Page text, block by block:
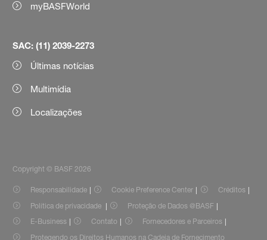
myBASFWorld
SAC: (11) 2039-2273
Últimas notícias
Multimídia
Localizações
Copyright © BASF 2026
Responsabilidade Cookie Preference Center
Créditos
Política de privacidade
Proteção de Dados @BASF
E-Business
Contato
Fornecedores e Parceiros
Protegendo os Direitos Humanos na Cadeia de Fornecimento